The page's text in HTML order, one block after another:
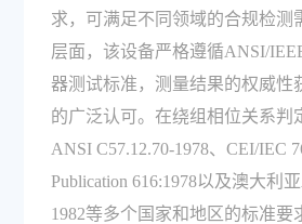
求，可满足不同领域的合规检测
层面，该设备严格遵循ANSI/
器测试标准，测量结果的权威性
的广泛认可。在绕组相位关系判
ANSI C57.12.70-1978、CEI/IEC
Publication 616:1978以及澳大利
1982等多个国家和地区的标准要